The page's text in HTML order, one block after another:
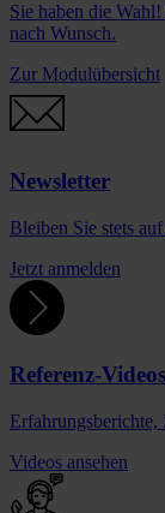
Sie haben die
nach Wunsch.
Zur Modulübersicht
Newsletter
Bleiben Sie stets
Jetzt anmelden
Referenz-Videos
Videos ansehen